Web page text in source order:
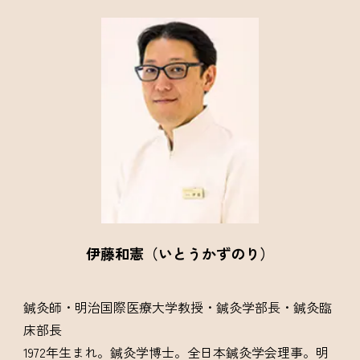
伊藤和憲（いとうかずのり）
鍼灸師・明治国際医療大学教授・鍼灸学部長・鍼灸臨
床部長
1972年生まれ。鍼灸学博士。全日本鍼灸学会理事。明